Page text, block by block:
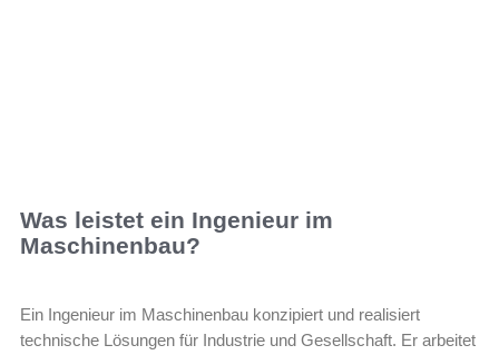
Was leistet ein Ingenieur im
Maschinenbau?
Ein Ingenieur im Maschinenbau konzipiert und realisiert
technische Lösungen für Industrie und Gesellschaft. Er arbeitet